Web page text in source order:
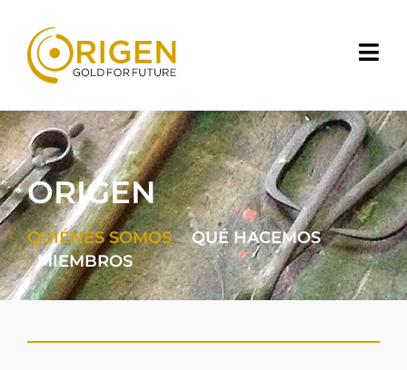
ORIGEN
QUIÉNES SOMOS
QUÉ HACEMOS
MIEMBROS